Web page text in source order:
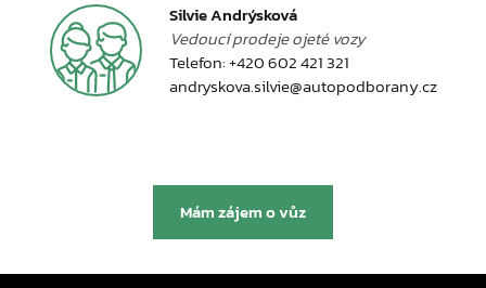
Silvie Andrýsková
Vedoucí prodeje ojeté vozy
Telefon:+420 602 421 321
andryskova.silvie@autopodborany.cz
Mám zájem o vůz